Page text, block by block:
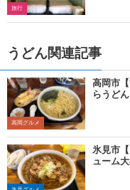
旅行
うどん関連記事
高岡グルメ
高岡市
らうど
氷見市
ューム